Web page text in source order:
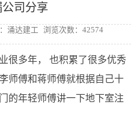
司分享
涌达建工 浏览次数：42574
很多年， 也积累了很多优秀
师傅和蒋师傅就根据自己十
的年轻师傅讲一下地下室注